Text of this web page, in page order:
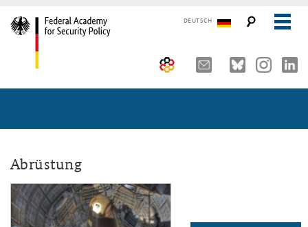
DEUTSCH
Advisory Board
Organisation
The Association of Friends
Partners
Seminars, Conferences and Events
Security Policy Course for Senior Officials
Core Course on Security Policy
German Forum on Security Policy
Working Papers
Abrüstung
ap4-20_slider.png